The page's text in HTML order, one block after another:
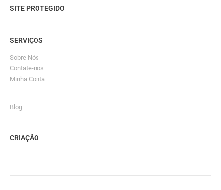
SITE PROTEGIDO
SERVIÇOS
Sobre Nós
Contate-nos
Minha Conta
Blog
CRIAÇÃO